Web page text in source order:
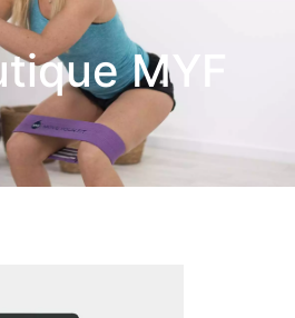
MYF